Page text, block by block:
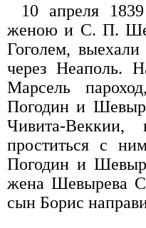
10 апреля
женою и С. П.
Гоголем,
через Неаполь.
Марсель
Погодин и
Чивита-Веккии,
проститься с
Погодин и
жена Шевырева
сын Борис